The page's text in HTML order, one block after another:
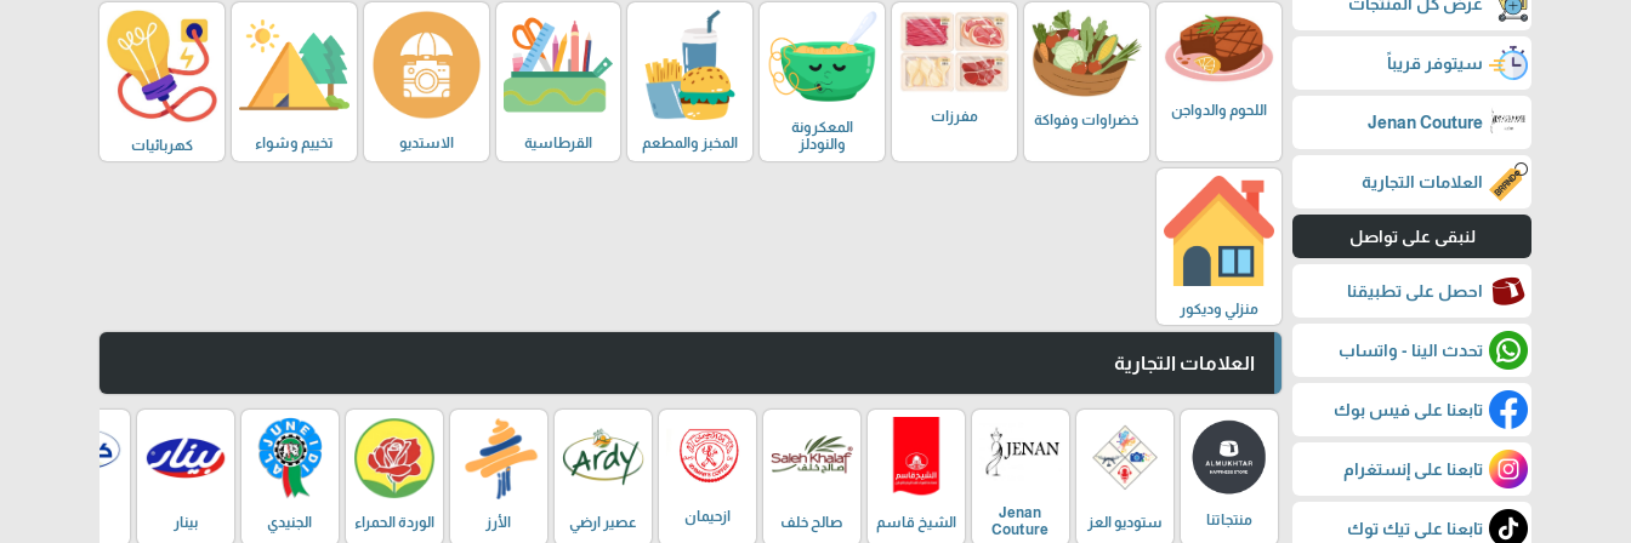
سيتوفر قريباً
Jenan Couture
العلامات التجارية
لنبقى على تواصل
احصل على تطبيقنا
تحدث الينا - واتساب
تابعنا على فيس بوك
تابعنا على إنستغرام
تابعنا على تيك توك
اللحوم والدواجن
خضراوات وفواكة مفرزات
المعكرونة
والنودلز
المخبز والمطعم القرطاسية الاستديو تخييم وشواء كهربائيات
منزلي وديكور
العلامات التجارية
منتجاتنا ستوديو العز
Jenan
Couture
الشيخ قاسم صالح خلف ازحيمان عصير ارضي الأرز الوردة الحمراء الجنيدي بينار